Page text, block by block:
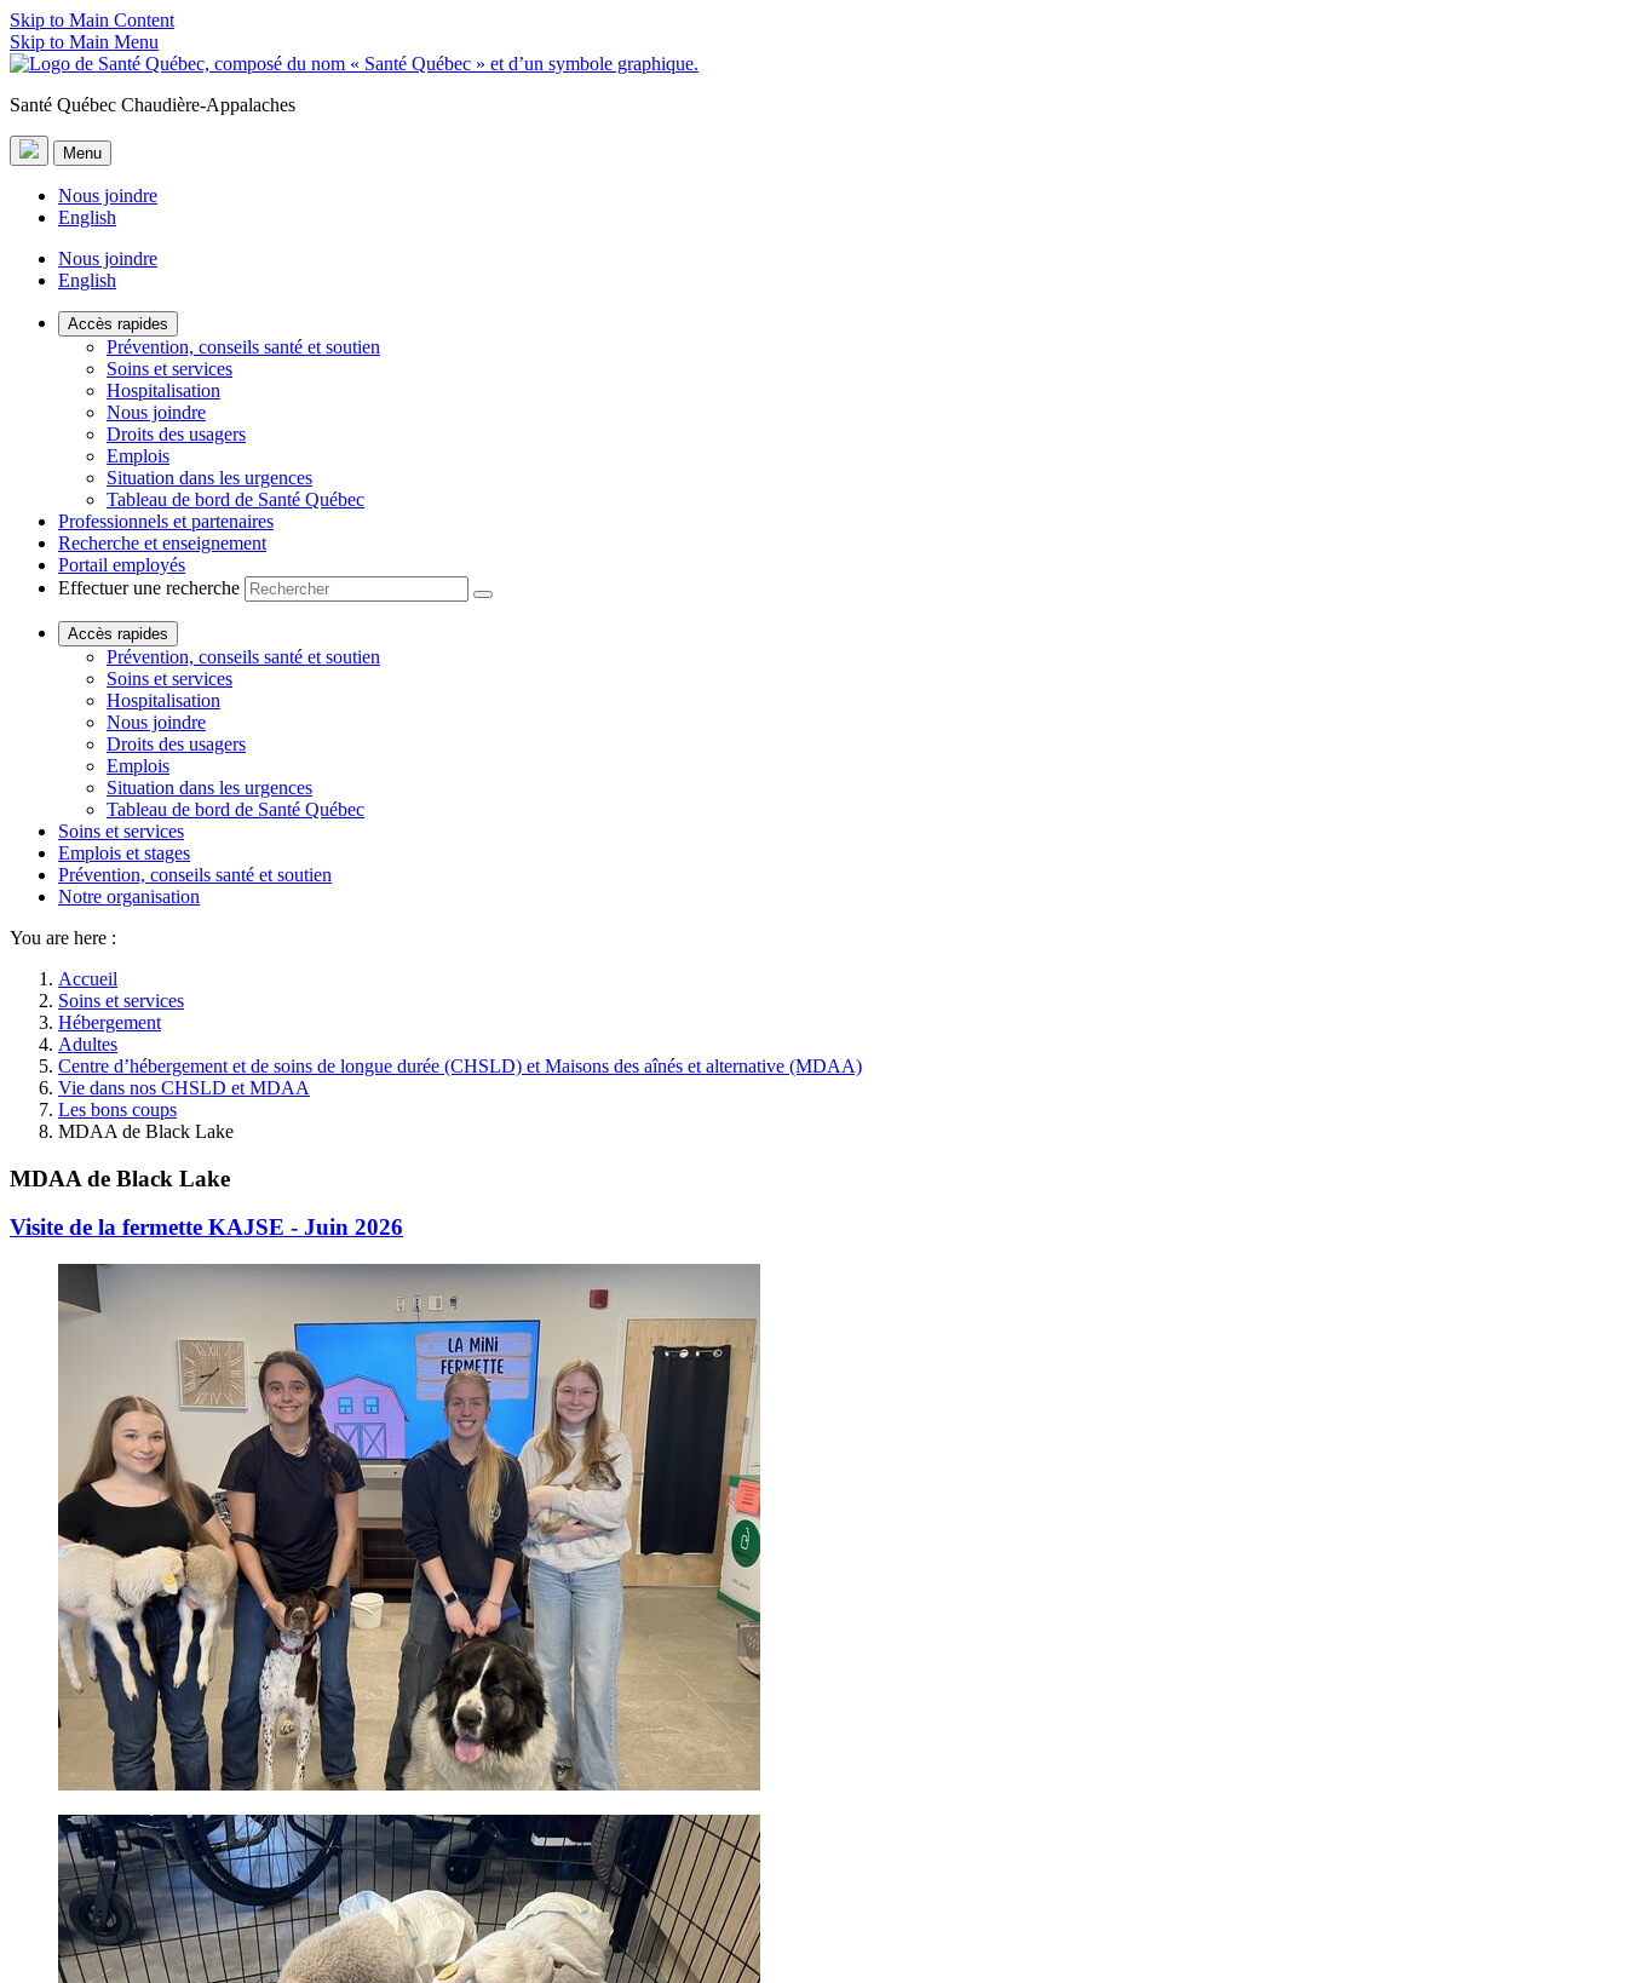
Skip to Main Content
Skip to Main Menu
Santé Québec Chaudière-Appalaches
Menu
Nous joindre
English
Nous joindre
English
Accès rapides
Prévention, conseils santé et soutien
Soins et services
Hospitalisation
Nous joindre
Droits des usagers
Emplois
Situation dans les urgences
Tableau de bord de Santé Québec
Professionnels et partenaires
Recherche et enseignement
Portail employés
Effectuer une recherche
Accès rapides
Prévention, conseils santé et soutien
Soins et services
Hospitalisation
Nous joindre
Droits des usagers
Emplois
Situation dans les urgences
Tableau de bord de Santé Québec
Soins et services
Emplois et stages
Prévention, conseils santé et soutien
Notre organisation
You are here :
Accueil
Soins et services
Hébergement
Adultes
Centre d’hébergement et de soins de longue durée (CHSLD) et Maisons des aînés et alternative (MDAA)
Vie dans nos CHSLD et MDAA
Les bons coups
MDAA de Black Lake
MDAA de Black Lake
Visite de la fermette KAJSE - Juin 2026